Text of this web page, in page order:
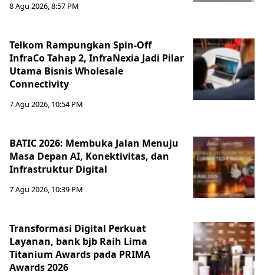
8 Agu 2026, 8:57 PM
Telkom Rampungkan Spin-Off
InfraCo Tahap 2, InfraNexia Jadi Pilar
Utama Bisnis Wholesale
Connectivity
7 Agu 2026, 10:54 PM
BATIC 2026: Membuka Jalan Menuju
Masa Depan AI, Konektivitas, dan
Infrastruktur Digital
7 Agu 2026, 10:39 PM
Transformasi Digital Perkuat
Layanan, bank bjb Raih Lima
Titanium Awards pada PRIMA
Awards 2026